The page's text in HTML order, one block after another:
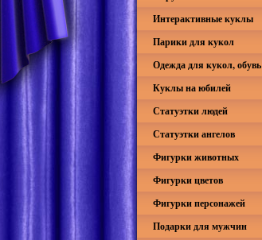
Интерактивные куклы
Парики для кукол
Одежда для кукол, обувь
Куклы на юбилей
Статуэтки людей
Статуэтки ангелов
Фигурки животных
Фигурки цветов
Фигурки персонажей
Подарки для мужчин